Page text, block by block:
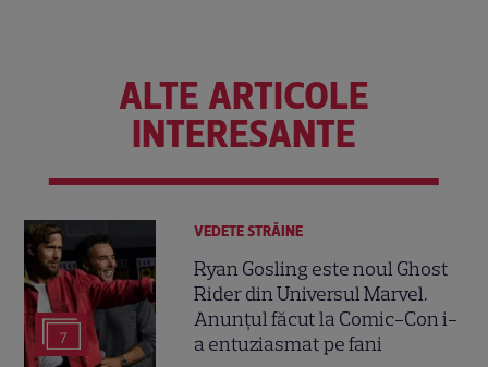
ALTE ARTICOLE
INTERESANTE
7
VEDETE STRĂINE
Ryan Gosling este noul Ghost
Rider din Universul Marvel.
Anunțul făcut la Comic-Con i-
a entuziasmat pe fani